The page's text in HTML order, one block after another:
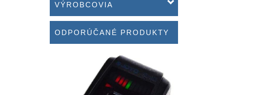
VÝROBCOVIA
ODPORÚČANÉ PRODUKTY